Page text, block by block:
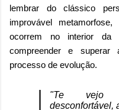
lembrar do clássico
improvável
ocorrem no interior da
compreender e
processo de evolução.
"Te vejo
desconfortável,